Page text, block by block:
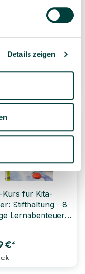
Details zeigenab 12
€*
Kurs für Kita-
Stifthaltung - 8
Lernabenteuer
€*